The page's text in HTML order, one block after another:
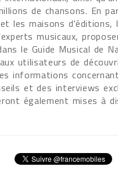
de chansons. En
les maisons d'éditions,
musicaux,
le Guide Musical de
utilisateurs de
informations
et des interviews
également mises à